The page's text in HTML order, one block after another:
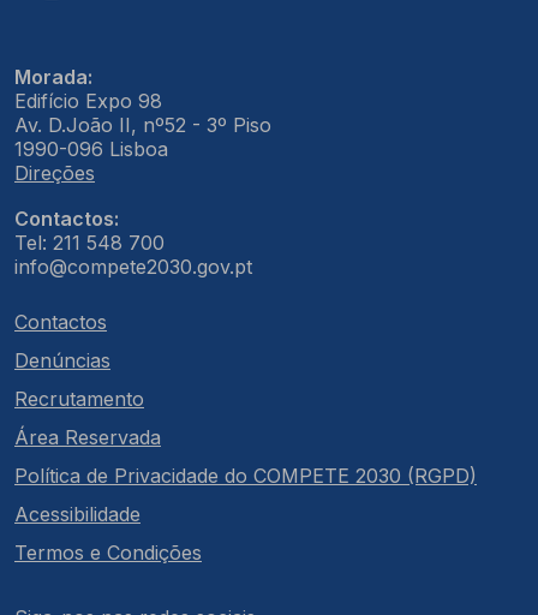
Morada:
Edifício Expo 98
Av. D.João II, nº52 - 3º Piso
1990-096 Lisboa
Direções
Contactos:
Tel: 211 548 700
info@compete2030.gov.pt
Contactos
Denúncias
Recrutamento
Área Reservada
Política de Privacidade do COMPETE 2030 (RGPD)
Acessibilidade
Termos e Condições